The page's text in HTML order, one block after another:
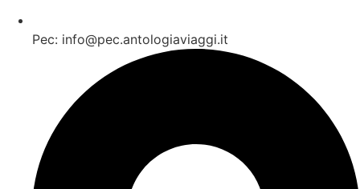
Pec: info@pec.antologiaviaggi.it